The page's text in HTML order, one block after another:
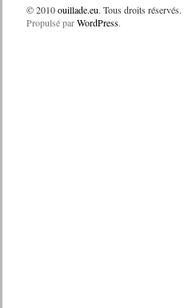
© 2010ouillade.eu. Tous droits réservés.
Propulsé parWordPress.